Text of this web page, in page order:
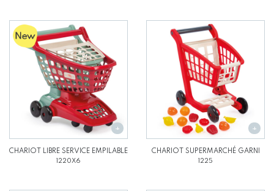
CHARIOT LIBRE SERVICE EMPILABLE
1220X6
CHARIOT SUPERMARCHÉ GARNI
1225